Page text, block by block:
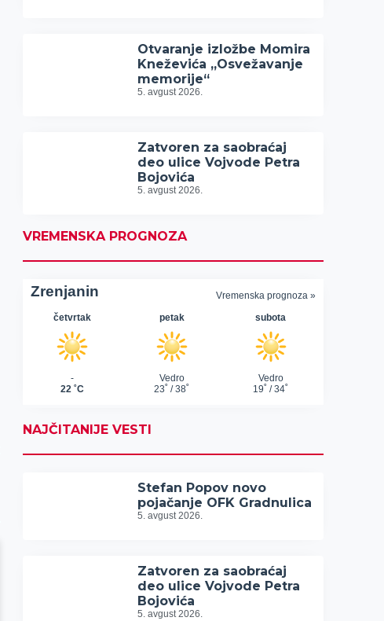
Otvaranje izložbe Momira
Kneževića „Osvežavanje
memorije“
5. avgust 2026.
Zatvoren za saobraćaj
deo ulice Vojvode Petra
Bojovića
5. avgust 2026.
VREMENSKA PROGNOZA
NAJČITANIJE VESTI
Stefan Popov novo
pojačanje OFK Gradnulica
5. avgust 2026.
Zatvoren za saobraćaj
deo ulice Vojvode Petra
Bojovića
5. avgust 2026.